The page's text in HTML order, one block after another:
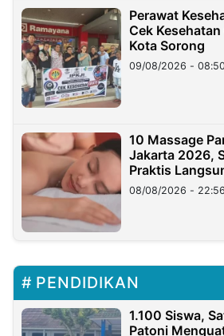
Perawat
Cek
Kota Sorong
09/08/2026 - 08:50
10 Massage
Jakarta 2026,
Praktis
08/08/2026 - 22:56
PENDIDIKAN
1.100 Siswa,
Patoni